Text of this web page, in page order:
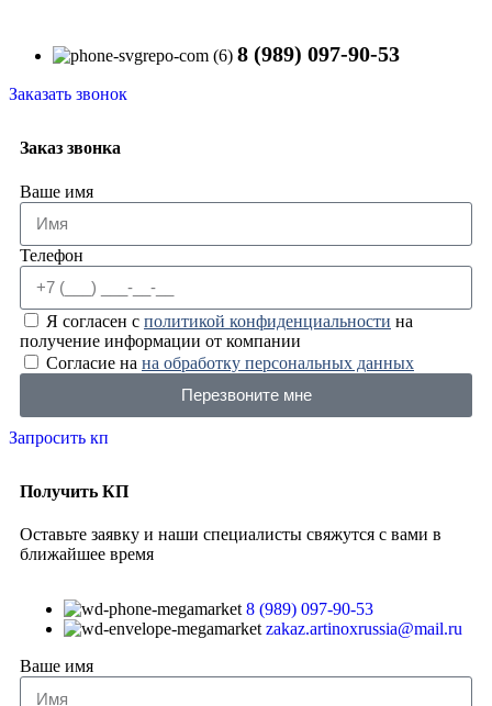
8 (989) 097-90-53
Заказать звонок
Заказ звонка
Ваше имя
Телефон
Я согласен с политикой конфиденциальности на
получение информации от компании
Согласие на на обработку персональных данных
Перезвоните мне
Запросить кп
Получить КП
Оставьте заявку и наши специалисты свяжутся с вами в
ближайшее время
8 (989) 097-90-53
zakaz.artinoxrussia@mail.ru
Ваше имя